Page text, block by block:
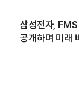
삼성전자,
공개하며 미래